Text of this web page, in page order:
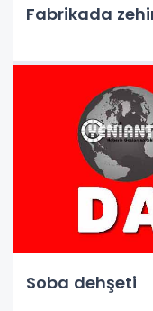
Fabrikada
Soba dehşeti